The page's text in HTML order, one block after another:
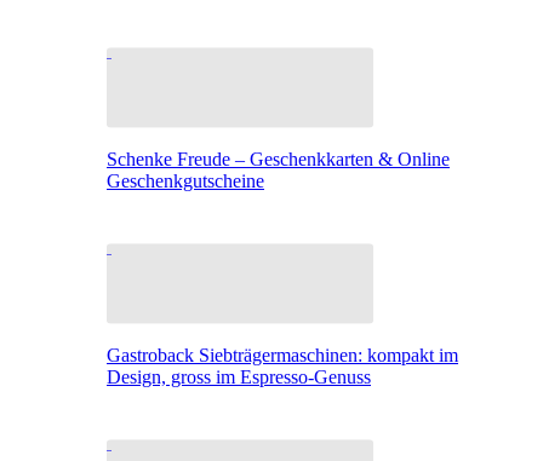
Schenke Freude – Geschenkkarten & Online
Geschenkgutscheine
Gastroback Siebträgermaschinen: kompakt im
Design, gross im Espresso-Genuss